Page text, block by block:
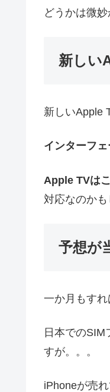
どうかは微妙
新しい
新しいApple
インターフ
Apple TVは
対応なのかも
予想が
一か月もす
日本での
すが。。。
iPhoneが売